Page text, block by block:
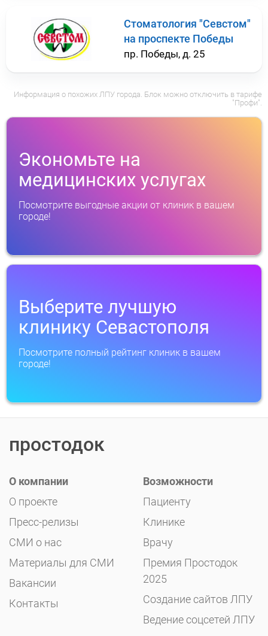
Стоматология "Севстом"
на проспекте Победы
пр. Победы, д. 25
Информация о похожих ЛПУ города. Блок можно отключить в тарифе
"Профи".
Экономьте на
медицинских услугах
Посмотрите выгодные акции от клиник в вашем
городе!
Выберите лучшую
клинику Севастополя
Посмотрите полный рейтинг клиник в вашем
городе!
простодок
О компании
О проекте
Пресс-релизы
СМИ о нас
Материалы для СМИ
Вакансии
Контакты
Возможности
Пациенту
Клинике
Врачу
Премия Простодок
2025
Создание сайтов ЛПУ
Ведение соцсетей ЛПУ